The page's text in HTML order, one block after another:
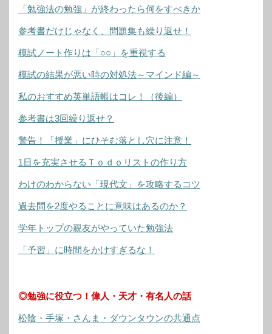
「勉強法の勉強」が終わったら何をすべきか
参考書だけじゃなく、問題集も繰り返せ！
模試ノート作りは「○○」を重視する
模試の結果が悪い時の対処法～マインド編～
私のおすすめ英単語帳はコレ！（後編）
参考書は3回繰り返せ？
警告！「授業」にひそむ落とし穴に注意！
1日を充実させるＴｏｄｏリストの作り方
わけのわからない「現代文」を攻略するコツ
過去問を2度やることに意味はあるのか？
学年トップの親友がやっていた勉強法
「予習」に時間をかけすぎるな！
◎勉強に役立つ！偉人・天才・有名人の話
松陰・手塚・さんま・ダウンタウンの共通点